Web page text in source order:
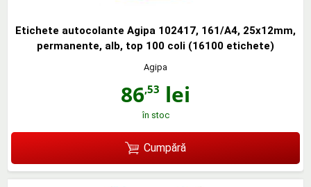
Etichete autocolante Agipa 102417, 161/A4, 25x12mm,
permanente, alb, top 100 coli (16100 etichete)
Agipa
86,53 lei
în stoc
Cumpără